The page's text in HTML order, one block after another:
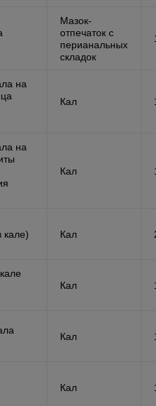
Мазок-
отпечаток с
перианальных
складок
на
Кал
на
Кал
кале) Кал
Кал
Кал
Кал